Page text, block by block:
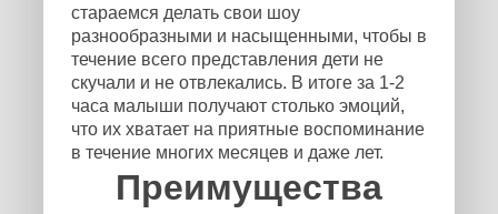
стараемся делать свои шоу
разнообразными и насыщенными, чтобы в
течение всего представления дети не
скучали и не отвлекались. В итоге за 1-2
часа малыши получают столько эмоций,
что их хватает на приятные воспоминание
в течение многих месяцев и даже лет.
Преимущества